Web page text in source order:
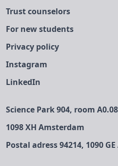
Trust counselors
For new students
Privacy policy
Instagram
LinkedIn
Science Park 904, room A0.08
1098 XH Amsterdam
Postal adress 94214, 1090